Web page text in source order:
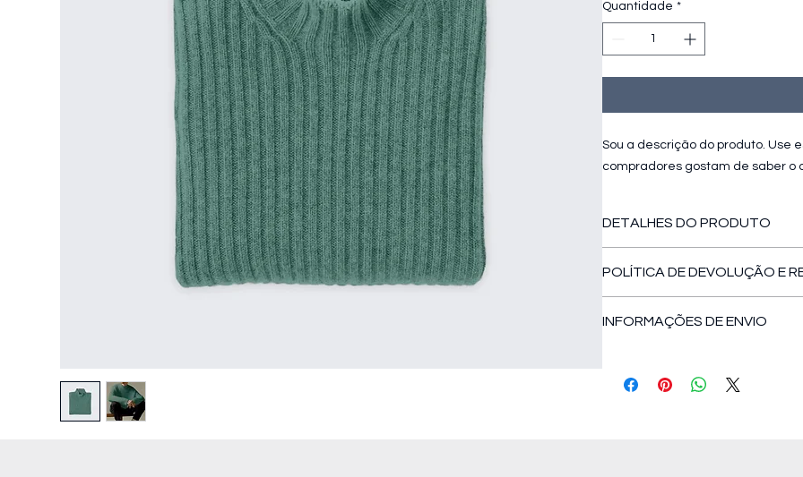
Quantidade *
Sou a descrição do produto. Use
compradores gostam de saber o
DETALHES DO PRODUTO
cuidados especiais e instruções
que torna seu produto especial e
POLÍTICA DE DEVOLUÇÃO E
com a compra. Ter uma política
INFORMAÇÕES DE ENVIO
confiança e garantir compras